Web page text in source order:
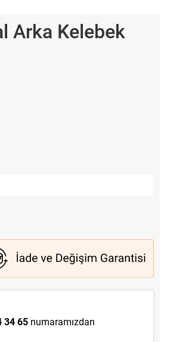
Arka Kelebek
34 65numaramızdan